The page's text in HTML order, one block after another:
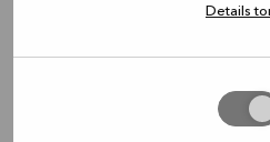
Details